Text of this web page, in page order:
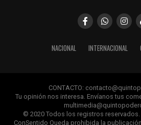
NACIONAL INTERNACIONAL
CONTACTO:
Tu opinión nos interesa. Envíanos tus
© 2020 Todos los registros
ConSentido Queda prohibida la